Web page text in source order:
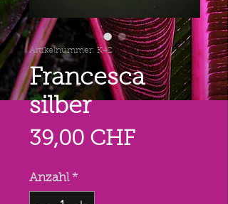
Artikelnummer: K42
Francesca
silber
39,00 CHFPreis
Anzahl *